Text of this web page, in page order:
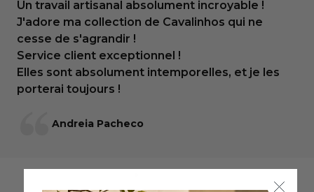
Un travail artisanal absolument incroyable !
J'adore ma collection de Cavalinhos qui ne
cesse de s'agrandir !
Service client exceptionnel !
Elles sont absolument intemporelles, et je les
porterai toujours !
Andreia Pacheco